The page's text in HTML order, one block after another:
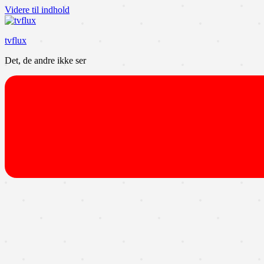
Videre til indhold
tvflux
Det, de andre ikke ser